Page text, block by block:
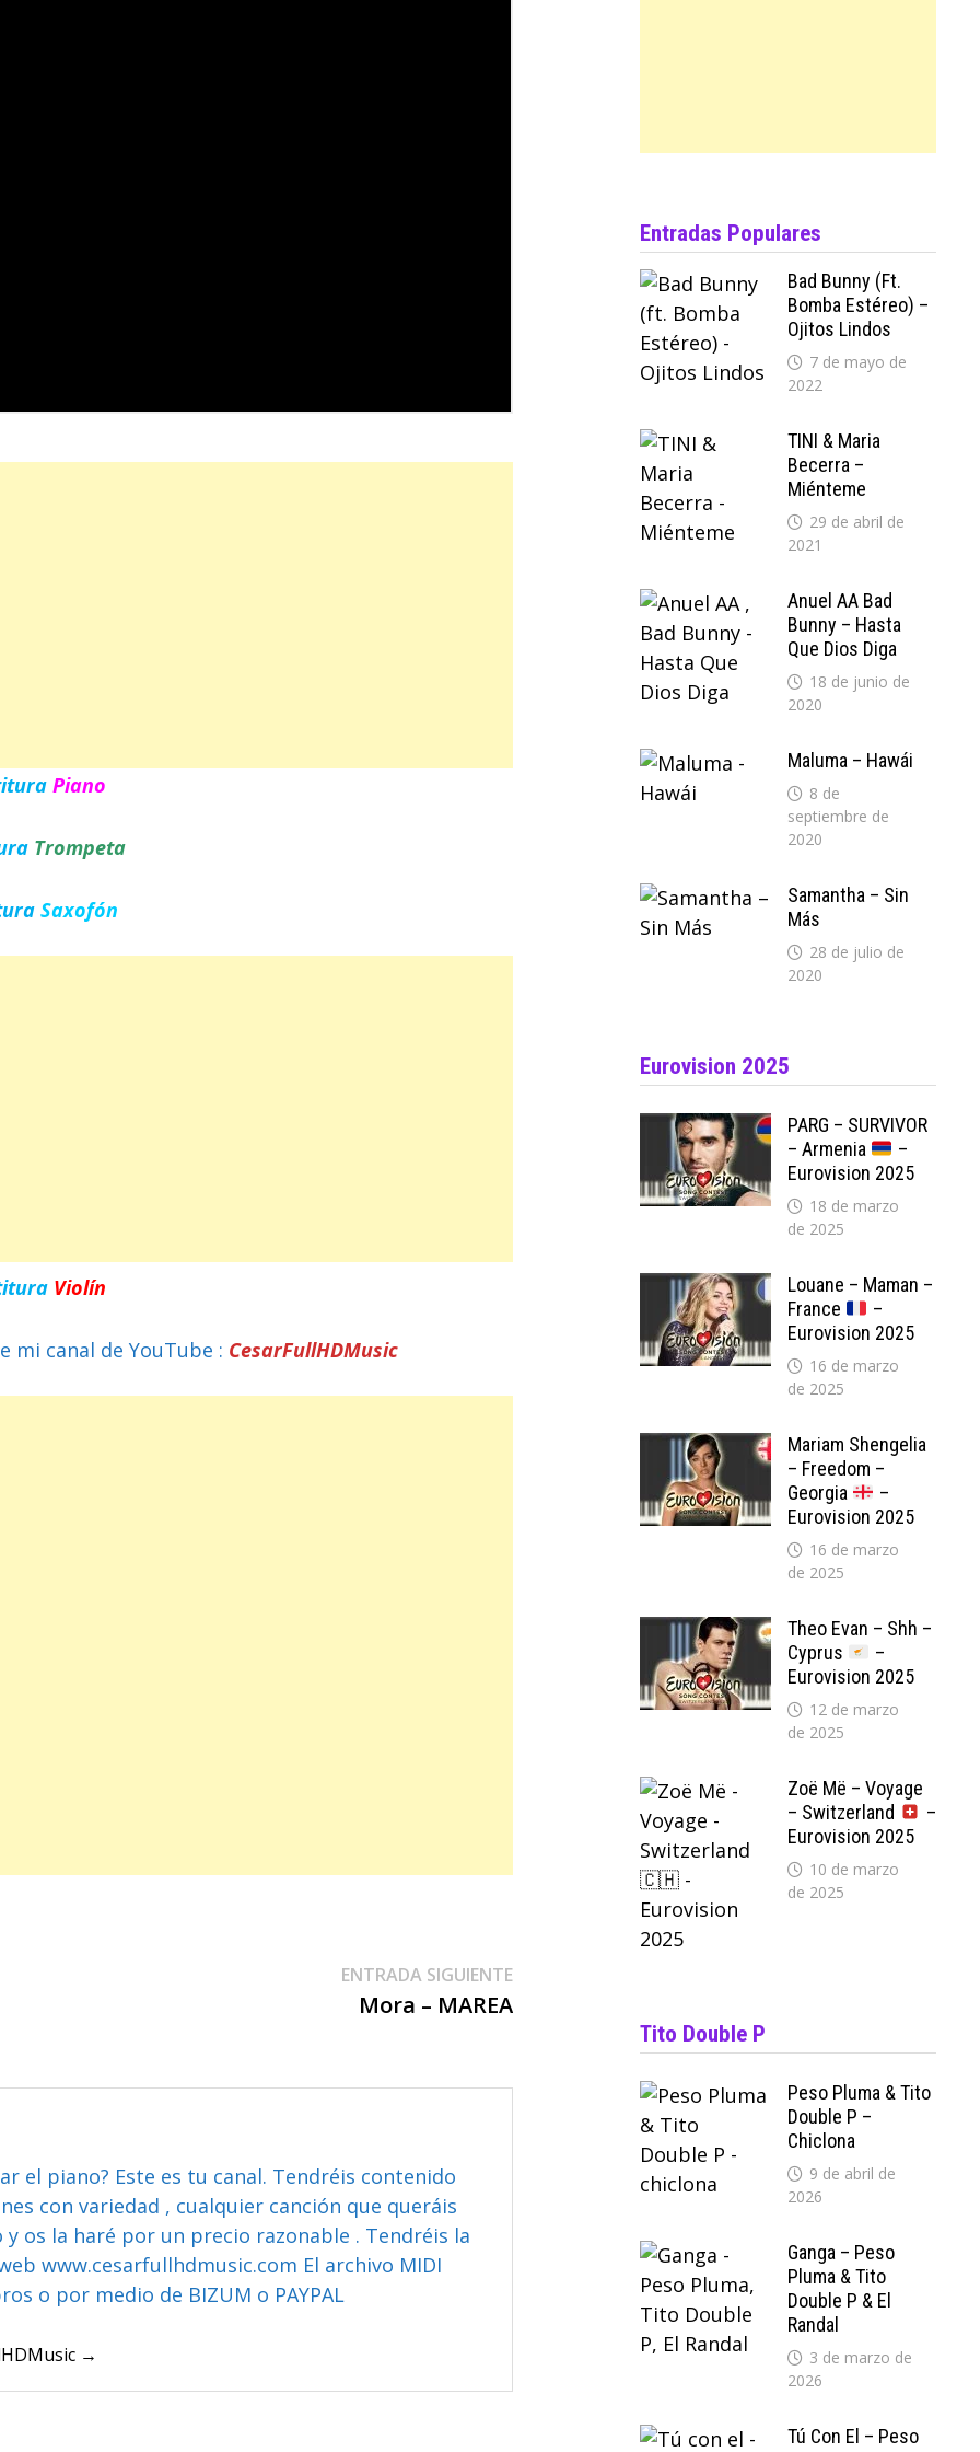
Piano
Trompeta
Saxofón
Violín
mi canal de YouTube : CesarFullHDMusic
ENTRADA SIGUIENTEEntrada
Mora – MAREA
el piano? Este es tu canal. Tendréis contenido
con variedad , cualquier canción que queráis
os la haré por un precio razonable . Tendréis la
www.cesarfullhdmusic.com El archivo MIDI
o por medio de BIZUM o PAYPAL
→
Entradas Populares
Bad Bunny (ft.
Bomba Estéreo) –
Ojitos Lindos
7 de mayo de
2022
TINI & Maria
Becerra –
Miénteme
29 de abril de
2021
Anuel AA Bad
Bunny – Hasta
Que Dios Diga
18 de junio de
2020
Maluma – Hawái
8 de
septiembre de
2020
Samantha – Sin
Más
28 de julio de
2020
Eurovision 2025
PARG – SURVIVOR
– Armenia
–
Eurovision 2025
18 de marzo
de 2025
Louane – Maman –
France
–
Eurovision 2025
16 de marzo
de 2025
Mariam Shengelia
– Freedom –
Georgia
–
Eurovision 2025
16 de marzo
de 2025
Theo Evan – Shh –
Cyprus
–
Eurovision 2025
12 de marzo
de 2025
Zoë Më – Voyage
– Switzerland
–
Eurovision 2025
10 de marzo
de 2025
Tito Double P
Peso Pluma & Tito
Double P –
Chiclona
9 de abril de
2026
Ganga – Peso
Pluma & Tito
Double P & El
Randal
3 de marzo de
2026
Tú Con El – Peso